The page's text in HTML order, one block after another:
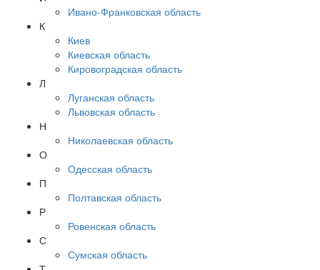
Ивано-Франковская область
К
Киев
Киевская область
Кировоградская область
Л
Луганская область
Львовская область
Н
Николаевская область
О
Одесская область
П
Полтавская область
Р
Ровенская область
С
Сумская область